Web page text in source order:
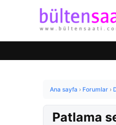
Ana sayfa › Forumlar ›
Patlama